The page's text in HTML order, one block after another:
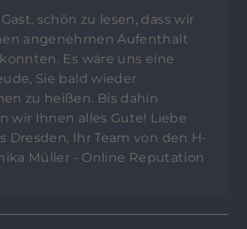
schön zu lesen, dass wir
angenehmen Aufenthalt
Es wäre uns eine
Sie bald wieder
zu heißen. Bis dahin
wir Ihnen alles Gute! Liebe
Dresden, Ihr Team von den H-
Müller - Online Reputation